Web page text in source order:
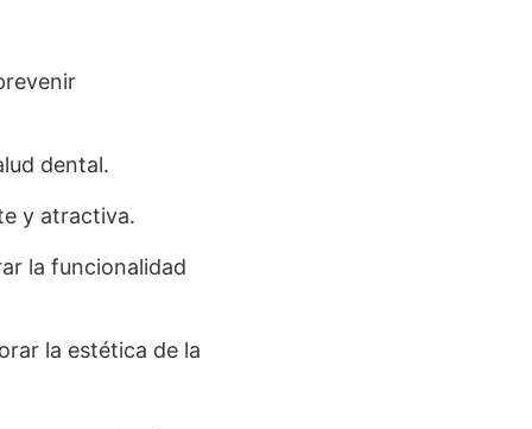
dental.
y atractiva.
la funcionalidad
la estética de la